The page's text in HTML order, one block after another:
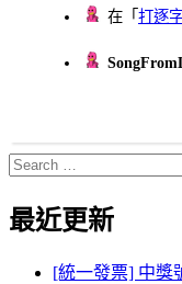
在「打逐
Search
for:
最近更新
[統一發票] 中獎